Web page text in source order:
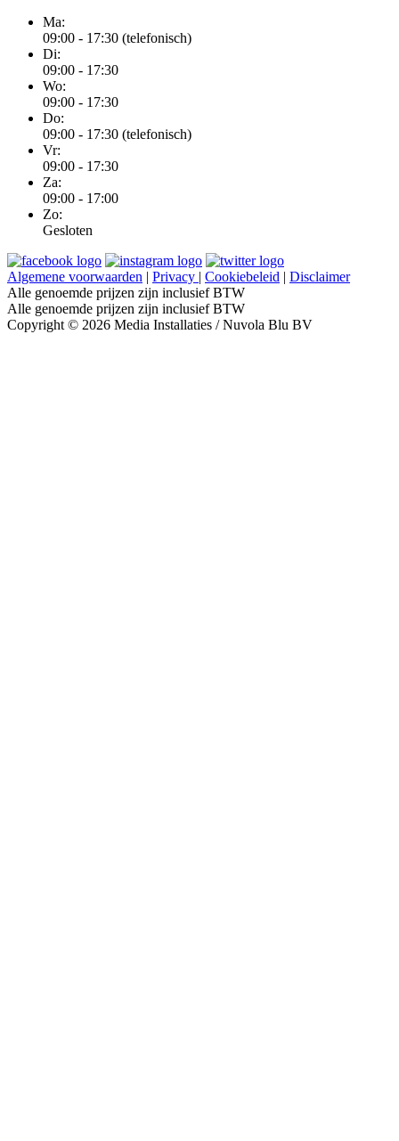
Ma:
09:00 - 17:30 (telefonisch)
Di:
09:00 - 17:30
Wo:
09:00 - 17:30
Do:
09:00 - 17:30 (telefonisch)
Vr:
09:00 - 17:30
Za:
09:00 - 17:00
Zo:
Gesloten
Algemene voorwaarden | Privacy | Cookiebeleid | Disclaimer
Alle genoemde prijzen zijn inclusief BTW
Alle genoemde prijzen zijn inclusief BTW
Copyright © 2026 Media Installaties / Nuvola Blu BV